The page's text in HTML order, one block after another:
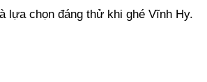
lựa chọn đáng thử khi ghé Vĩnh Hy.